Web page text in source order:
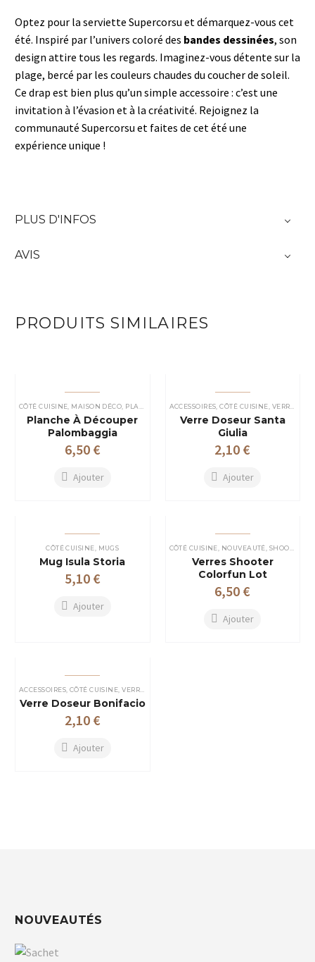
Optez pour la serviette Supercorsu et démarquez-vous cet
été. Inspiré par l’univers coloré des bandes dessinées, son
design attire tous les regards. Imaginez-vous détente sur la
plage, bercé par les couleurs chaudes du coucher de soleil.
Ce drap est bien plus qu’un simple accessoire : c’est une
invitation à l’évasion et à la créativité. Rejoignez la
communauté Supercorsu et faites de cet été une
expérience unique !
PLUS D'INFOS
AVIS
PRODUITS SIMILAIRES
CÔTÉ CUISINE MAISON DÉCO PLANCHES À DÉCOUPER
Planche À Découper
Palombaggia
6,50 €
Ajouter
ACCESSOIRES ,CÔTÉ CUISINE VERRES PLASTIQUES
Verre Doseur Santa
Giulia
2,10 €
Ajouter
CÔTÉ CUISINE MUGS
Mug Isula Storia
5,10 €
Ajouter
CÔTÉ CUISINE NOUVEAUTÉ SHOOTERS
Verres Shooter
Colorfun Lot
6,50 €
Ajouter
ACCESSOIRES, CÔTÉ CUISINE ,VERRES PLASTIQUES
Verre Doseur Bonifacio
2,10 €
Ajouter
NOUVEAUTÉS